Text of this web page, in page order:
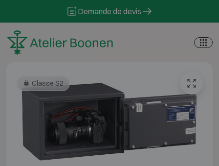
Demande de devis
Classe S2